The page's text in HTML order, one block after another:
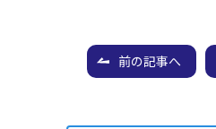
前の記事へ